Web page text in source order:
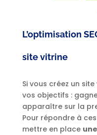
L’optimisation
site vitrine
Si vous créez un
vos objectifs :
apparaître sur la
Pour répondre à
mettre en place